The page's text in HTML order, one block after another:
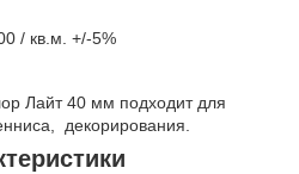
/ кв.м. +/-5%
Лайт 40 мм подходит для
декорирования.